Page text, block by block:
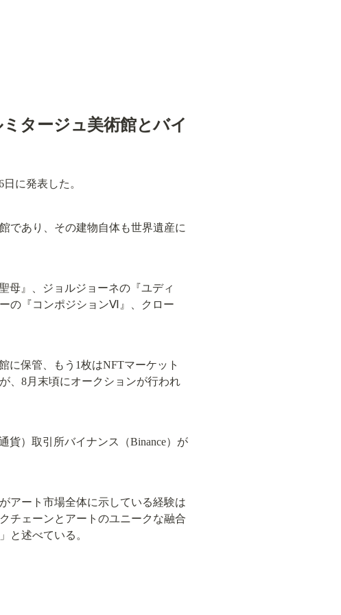
タージュ美術館とバイ
に発表した。
であり、その建物自体も世界遺産に
母』、ジョルジョーネの『ユディ
の『コンポジションⅥ』、クロー
に保管、もう1枚はNFTマーケット
、8月末頃にオークションが行われ
貨）取引所バイナンス（Binance）が
アート市場全体に示している経験は
チェーンとアートのユニークな融合
と述べている。